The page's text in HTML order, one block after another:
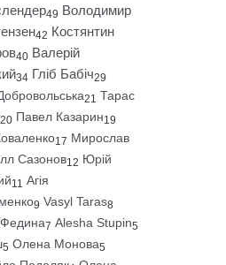
49 Володимир
42 Костянтин
40 Валерій
34 Гліб Бабіч29
21 Тарас
20 Павел Казарин19
17 Мирослав
Сазонов12 Юрій
11 Агія
9 Vasyl Taras8
7 Alesha Stupin5
5 Олена Монова5